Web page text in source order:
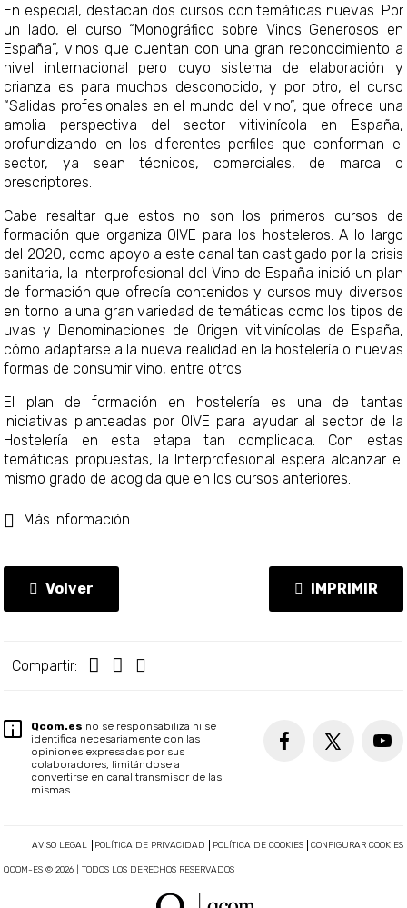
En especial, destacan dos cursos con temáticas nuevas. Por
un lado, el curso “Monográfico sobre Vinos Generosos en
España”, vinos que cuentan con una gran reconocimiento a
nivel internacional pero cuyo sistema de elaboración y
crianza es para muchos desconocido, y por otro, el curso
“Salidas profesionales en el mundo del vino”, que ofrece una
amplia perspectiva del sector vitivinícola en España,
profundizando en los diferentes perfiles que conforman el
sector, ya sean técnicos, comerciales, de marca o
prescriptores.
Cabe resaltar que estos no son los primeros cursos de
formación que organiza OIVE para los hosteleros. A lo largo
del 2020, como apoyo a este canal tan castigado por la crisis
sanitaria, la Interprofesional del Vino de España inició un plan
de formación que ofrecía contenidos y cursos muy diversos
en torno a una gran variedad de temáticas como los tipos de
uvas y Denominaciones de Origen vitivinícolas de España,
cómo adaptarse a la nueva realidad en la hostelería o nuevas
formas de consumir vino, entre otros.
El plan de formación en hostelería es una de tantas
iniciativas planteadas por OIVE para ayudar al sector de la
Hostelería en esta etapa tan complicada. Con estas
temáticas propuestas, la Interprofesional espera alcanzar el
mismo grado de acogida que en los cursos anteriores.
Más información
Volver IMPRIMIR
Compartir:
Qcom.es no se responsabiliza ni se
identifica necesariamente con las
opiniones expresadas por sus
colaboradores, limitándose a
convertirse en canal transmisor de las
mismas
AVISO LEGAL POLÍTICA DE PRIVACIDAD POLÍTICA DE COOKIES CONFIGURAR COOKIES
QCOM-ES © 2026 | TODOS LOS DERECHOS RESERVADOS